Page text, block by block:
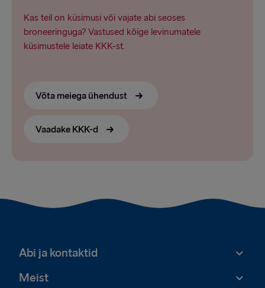
Kas teil on küsimusi või vajate abi seoses
broneeringuga? Vastused kõige levinumatele
küsimustele leiate KKK-st.
Võta meiega ühendust
Vaadake KKK-d
Abi ja kontaktid
Meist